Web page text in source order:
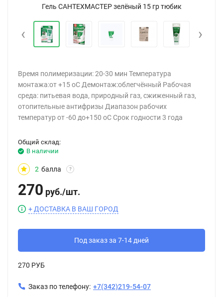
Гель САНТЕХМАСТЕР зелёный 15 гр тюбик
‹ ›
Время полимеризации: 20-30 мин Температура
монтажа:от +15 oC Демонтаж:облегчённый Рабочая
среда: питьевая вода, природный газ, сжиженный газ,
отопительные антифризы Диапазон рабочих
температур от -60 до+150 oC Срок годности 3 года
Общий склад:
В наличии
2 балла ?
270 руб./шт.
+ ДОСТАВКА В ВАШ ГОРОД
Под заказ за 7-14 дней
270 РУБ
Заказ по телефону: +7(342)219-54-07